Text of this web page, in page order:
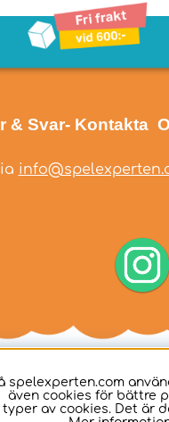
& Svar- Kontakta
spelexperten.com
även cookies för bättre
av cookies. Det är